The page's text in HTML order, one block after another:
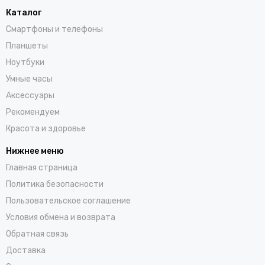
Каталог
Смартфоны и телефоны
Планшеты
Ноутбуки
Умные часы
Аксессуары
Рекомендуем
Красота и здоровье
Нижнее меню
Главная страница
Политика безопасности
Пользовательское соглашение
Условия обмена и возврата
Обратная связь
Доставка